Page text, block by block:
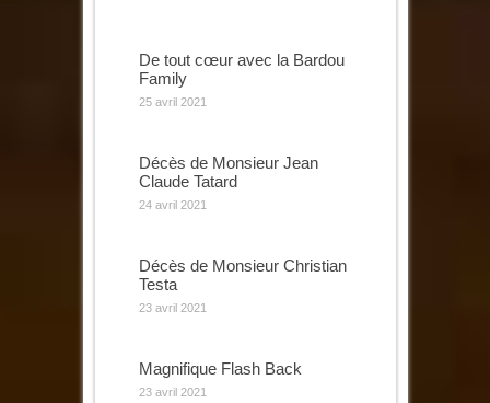
De tout cœur avec la Bardou
Family
25 avril 2021
Décès de Monsieur Jean
Claude Tatard
24 avril 2021
Décès de Monsieur Christian
Testa
23 avril 2021
Magnifique Flash Back
23 avril 2021